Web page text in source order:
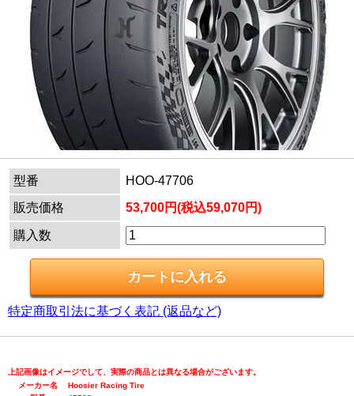
型番
HOO-47706
販売価格
53,700円(税込59,070円)
購入数
特定商取引法に基づく表記 (返品など)
上記画像はイメージでして、実際の商品とは異なる場合がございます。
メーカー名
Hoosier Racing Tire